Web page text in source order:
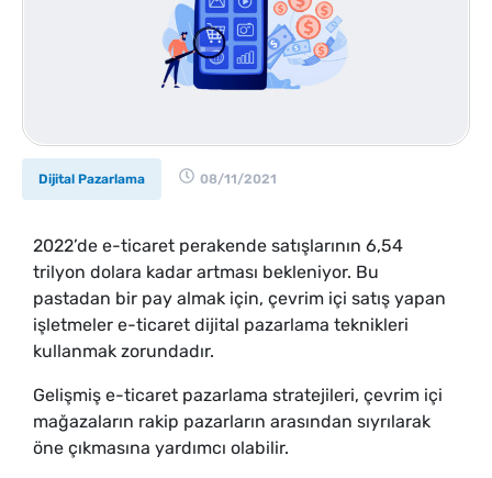
Dijital Pazarlama 08/11/2021
2022’de e-ticaret perakende satışlarının 6,54
trilyon dolara kadar artması bekleniyor. Bu
pastadan bir pay almak için, çevrim içi satış yapan
işletmeler e-ticaret dijital pazarlama teknikleri
kullanmak zorundadır.
Gelişmiş e-ticaret pazarlama stratejileri, çevrim içi
mağazaların rakip pazarların arasından sıyrılarak
öne çıkmasına yardımcı olabilir.